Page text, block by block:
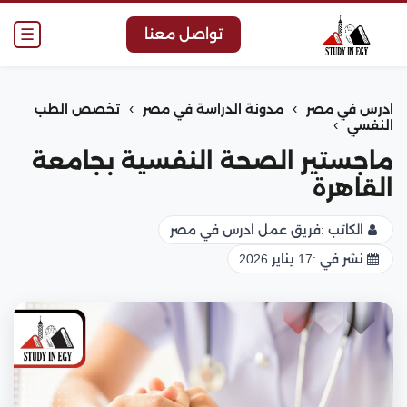
☰ تواصل معنا
ادرس في مصر › مدونة الدراسة في مصر ›
تخصص الطب
النفسي
›
ماجستير الصحة النفسية بجامعة
القاهرة
الكاتب :فريق عمل ادرس في مصر
نشر في :17 يناير 2026